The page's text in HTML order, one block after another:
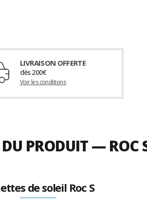
LIVRAISON OFFERTE
dès 200€
Voir les conditions
PRODUIT — ROC
de soleil Roc S